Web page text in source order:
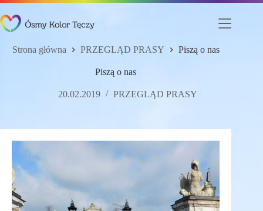
do
treści
Strona główna PRZEGLĄD PRASY Piszą o nas
Piszą o nas
20.02.2019 PRZEGLĄD PRASY